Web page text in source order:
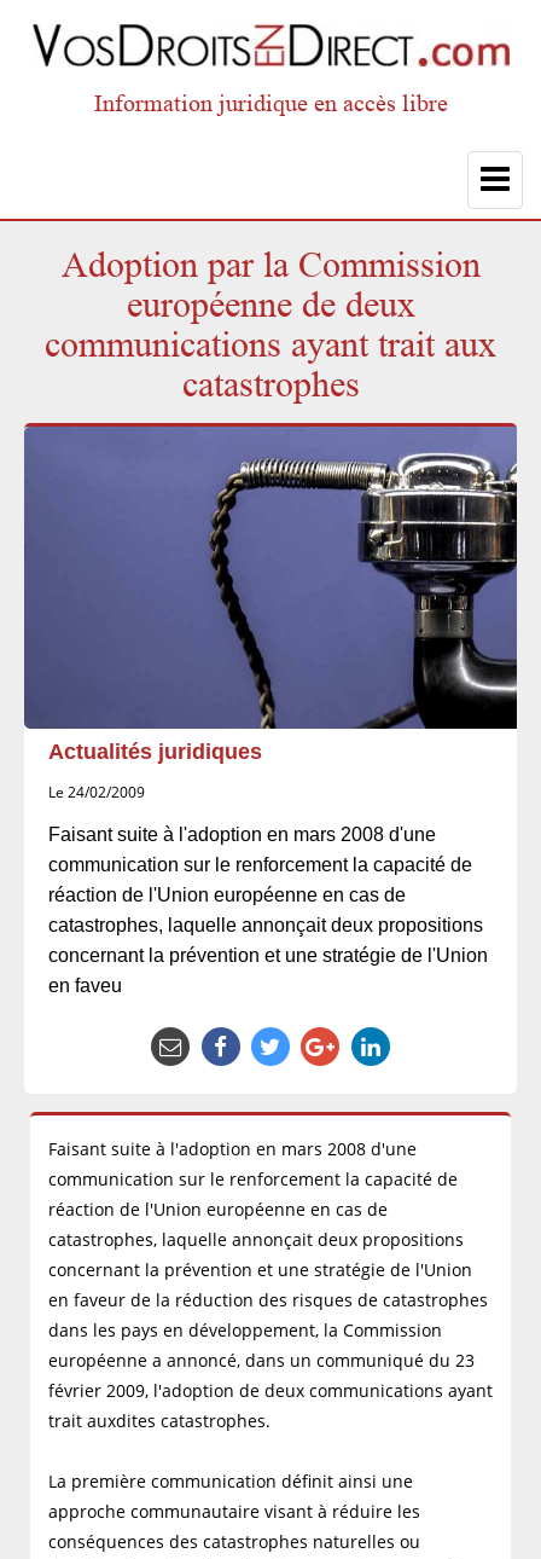
Information juridique en accès libre
Toggle
Adoption par la Commission
européenne de deux
communications ayant trait aux
catastrophes
Actualités juridiques
Le 24/02/2009
Faisant suite à l'adoption en mars 2008 d'une
communication sur le renforcement la capacité de
réaction de l'Union européenne en cas de
catastrophes, laquelle annonçait deux propositions
concernant la prévention et une stratégie de l'Union
en faveu
Faisant suite à l'adoption en mars 2008 d'une
communication sur le renforcement la capacité de
réaction de l'Union européenne en cas de
catastrophes, laquelle annonçait deux propositions
concernant la prévention et une stratégie de l'Union
en faveur de la réduction des risques de catastrophes
dans les pays en développement, la Commission
européenne a annoncé, dans un communiqué du 23
février 2009, l'adoption de deux communications ayant
trait auxdites catastrophes.
La première communication définit ainsi une
approche communautaire visant à réduire les
conséquences des catastrophes naturelles ou